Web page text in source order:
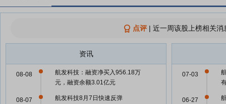
点评| 近一周该股上榜相关
资讯
航发科技：融资净买入956.18万
元，融资余额3.01亿元
08-08
航发科技8月7日快速反弹
08-07
07-03
06-27